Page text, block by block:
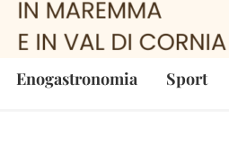
Enogastronomia Sport